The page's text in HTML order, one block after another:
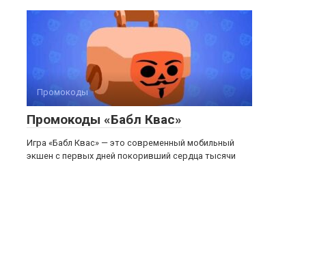
Промокоды
Промокоды «Бабл Квас»
Игра «Бабл Квас» — это современный мобильный
экшен с первых дней покоривший сердца тысячи